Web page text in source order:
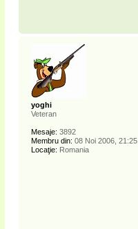
yoghi
Veteran
Mesaje: 3892
Membru din: 08 Noi 2006, 21:25
Locaţie: Romania